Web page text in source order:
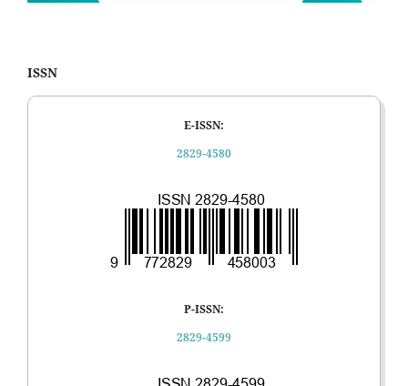
ISSN
E-ISSN:
2829-4580
P-ISSN:
2829-4599